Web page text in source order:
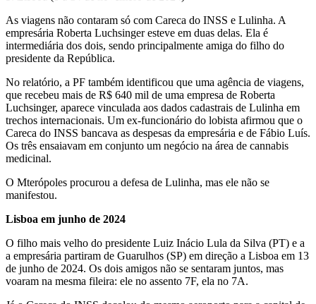
As viagens não contaram só com Careca do INSS e Lulinha. A
empresária Roberta Luchsinger esteve em duas delas. Ela é
intermediária dos dois, sendo principalmente amiga do filho do
presidente da República.
No relatório, a PF também identificou que uma agência de viagens,
que recebeu mais de R$ 640 mil de uma empresa de Roberta
Luchsinger, aparece vinculada aos dados cadastrais de Lulinha em
trechos internacionais. Um ex-funcionário do lobista afirmou que o
Careca do INSS bancava as despesas da empresária e de Fábio Luís.
Os três ensaiavam em conjunto um negócio na área de cannabis
medicinal.
O Mterópoles procurou a defesa de Lulinha, mas ele não se
manifestou.
Lisboa em junho de 2024
O filho mais velho do presidente Luiz Inácio Lula da Silva (PT) e a
a empresária partiram de Guarulhos (SP) em direção a Lisboa em 13
de junho de 2024. Os dois amigos não se sentaram juntos, mas
voaram na mesma fileira: ele no assento 7F, ela no 7A.